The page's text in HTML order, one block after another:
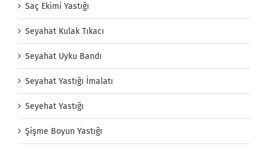
Saç Ekimi Yastığı
Seyahat Kulak Tıkacı
Seyahat Uyku Bandı
Seyahat Yastığı İmalatı
Seyehat Yastığı
Şişme Boyun Yastığı